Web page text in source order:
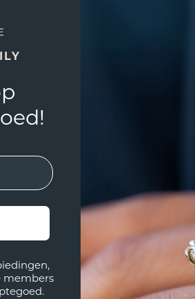
members